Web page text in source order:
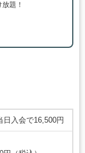
題！
入会で16,500円